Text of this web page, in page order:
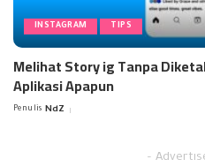
INSTAGRAM TIPS
Melihat Story ig Tanpa
Aplikasi Apapun
Posted
Penulis NdZ
–